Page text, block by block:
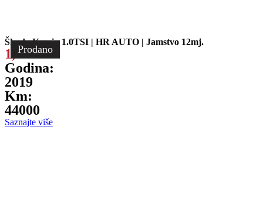
Prodano
Škoda Kamiq 1.0TSI | HR AUTO | Jamstvo 12mj.
1,00€
Godina:
2019
Km:
44000
Saznajte više